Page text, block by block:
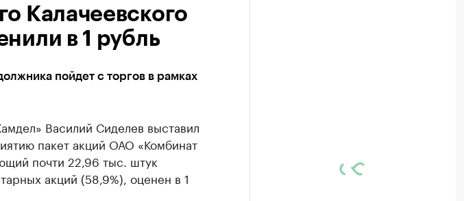
Калачеевского
в 1 рубль
пойдет с торгов в рамках
Василий Сиделев выставил
пакет акций ОАО «Комбинат
почти 22,96 тыс. штук
акций (58,9%), оценен в 1